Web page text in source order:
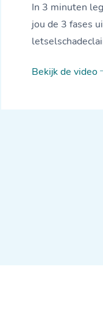
In 3 minuten
jou de 3 fases
Bekijk de video